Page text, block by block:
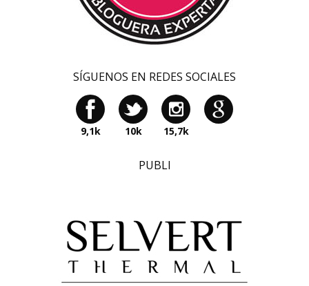
SÍGUENOS EN REDES SOCIALES
9,1k 10k 15,7k
PUBLI